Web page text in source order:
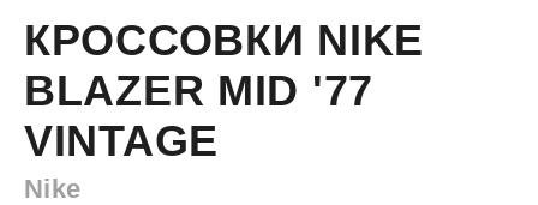
КРОССОВКИ NIKE
BLAZER MID '77
VINTAGE
Nike